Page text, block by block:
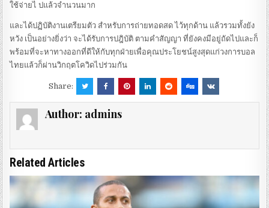
ใช้จ่ายไ ปแล้วจำนวนมาก
และได้ปฏิบัติงานเตรียมตัว สำหรับการถ่ายทอดสด ไว้ทุกด้าน แล้วรวมทั้งยัง
หวัง เป็นอย่างยิ่งว่า จะได้รับการปฎิบัติ ตามคำสัญญา ที่ยังคงมีอยู่ถัดไปและก็
พร้อมที่จะหาทางออกที่ดีให้กับทุกฝ่ายเพื่อคุณประโยชน์สูงสุดแก่วงการบอล
ไทยแล้วก็ผ่านวิกฤตโควิดไปร่วมกัน
Share:
Author: admins
Related Articles